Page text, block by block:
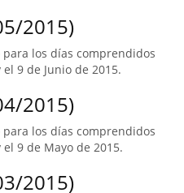
2015)
los días comprendidos
9 de Junio de 2015.
2015)
los días comprendidos
9 de Mayo de 2015.
2015)